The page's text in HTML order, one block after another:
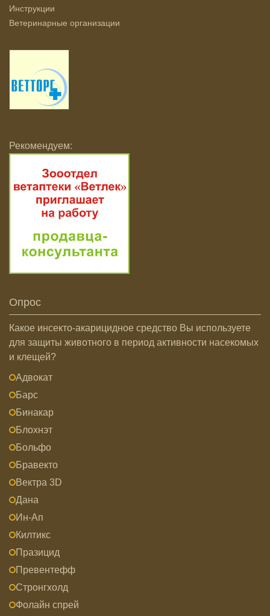
Инструкции
Ветеринарные организации
Рекомендуем:
Опрос
Какое инсекто-акарицидное средство Вы используете
для защиты животного в период активности насекомых
и клещей?
Адвокат
Барс
Бинакар
Блохнэт
Больфо
Бравекто
Вектра 3D
Дана
Ин-Ап
Килтикс
Празицид
Превентефф
Стронгхолд
Фолайн спрей